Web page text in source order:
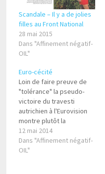
Scandale – Il y a de jolies
filles au Front National
28 mai 2015
Dans "Affinement négatif-
OIL"
Euro-cécité
Loin de faire preuve de
"tolérance" la pseudo-
victoire du travesti
autrichien à l'Eurovision
montre plutôt la
conformité imposée,
celle de la nouvelle
norme dominante
12 mai 2014
Dans "Affinement négatif-
OIL"